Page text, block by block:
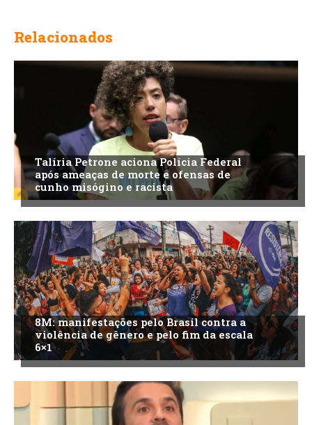
Relacionados
Talíria Petrone aciona Polícia Federal
após ameaças de morte e ofensas de
cunho misógino e racista
8M: manifestações pelo Brasil contra a
violência de gênero e pelo fim da escala
6×1